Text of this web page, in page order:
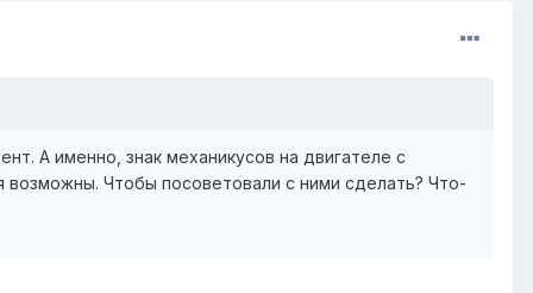
А именно, знак механикусов на двигателе с
Чтобы посоветовали с ними сделать? Что-